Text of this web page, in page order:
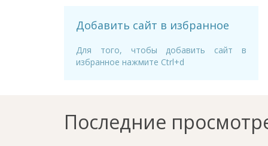
Палевый
Вес (кг)
Доброжелательное
Равнодушное
Может проявить агрессию
Добавить сайт в избранное
Для того, чтобы добавить сайт в
избранное нажмите Ctrl+d
Последние